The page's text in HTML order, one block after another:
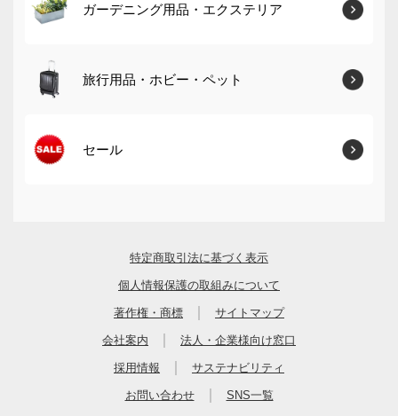
ガーデニング用品・エクステリア
旅行用品・ホビー・ペット
セール
特定商取引法に基づく表示
個人情報保護の取組みについて
著作権・商標 サイトマップ
会社案内 法人・企業様向け窓口
採用情報 サステナビリティ
お問い合わせ SNS一覧